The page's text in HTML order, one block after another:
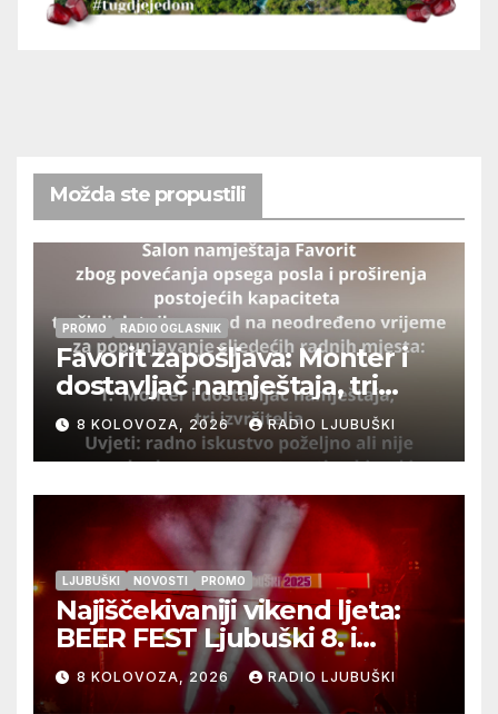
Možda ste propustili
PROMO RADIO OGLASNIK
Favorit zapošljava: Monter i
dostavljač namještaja, tri
izvršitelja
8 KOLOVOZA, 2026 RADIO LJUBUŠKI
LJUBUŠKI NOVOSTI PROMO
Najiščekivaniji vikend ljeta:
BEER FEST Ljubuški 8. i
9.kolovoza
8 KOLOVOZA, 2026 RADIO LJUBUŠKI